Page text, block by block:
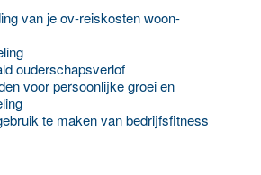
van je ov-reiskosten woon-
ouderschapsverlof
voor persoonlijke groei en
te maken van bedrijfsfitness